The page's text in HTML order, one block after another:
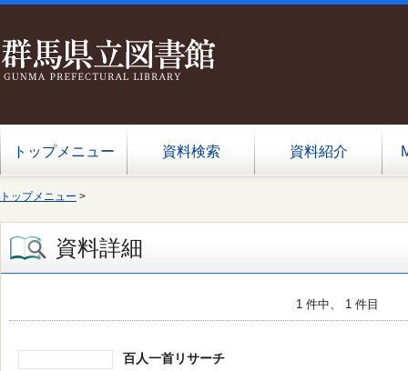
トップメニュー 資料検索 資料紹介
トップメニュー >
資料詳細
1 件中、 1 件目
百人一首リサーチ